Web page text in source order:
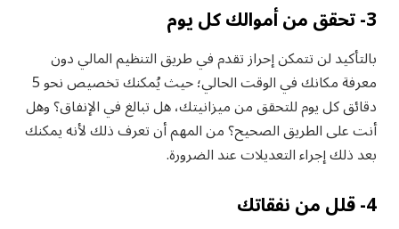
3- تحقق من أموالك كل يوم
بالتأكيد لن تتمكن إحراز تقدم في طريق التنظيم المالي دون
معرفة مكانك في الوقت الحالي؛ حيث يُمكنك تخصيص نحو 5
دقائق كل يوم للتحقق من ميزانيتك، هل تبالغ في الإنفاق؟ وهل
أنت على الطريق الصحيح؟ من المهم أن تعرف ذلك لأنه يمكنك
بعد ذلك إجراء التعديلات عند الضرورة.
4- قلل من نفقاتك